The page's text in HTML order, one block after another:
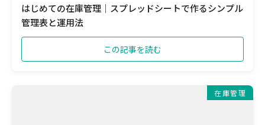
はじめての在庫管理｜スプレッドシートで作るシンプル
管理表と運用法
この記事を読む
在庫管理